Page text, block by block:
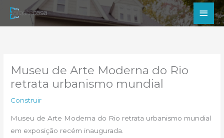
para
Museu de Arte Moderna do Rio
retrata urbanismo mundial
Construir
Museu de Arte Moderna do Rio retrata urbanismo mundial
em exposição recém inaugurada.